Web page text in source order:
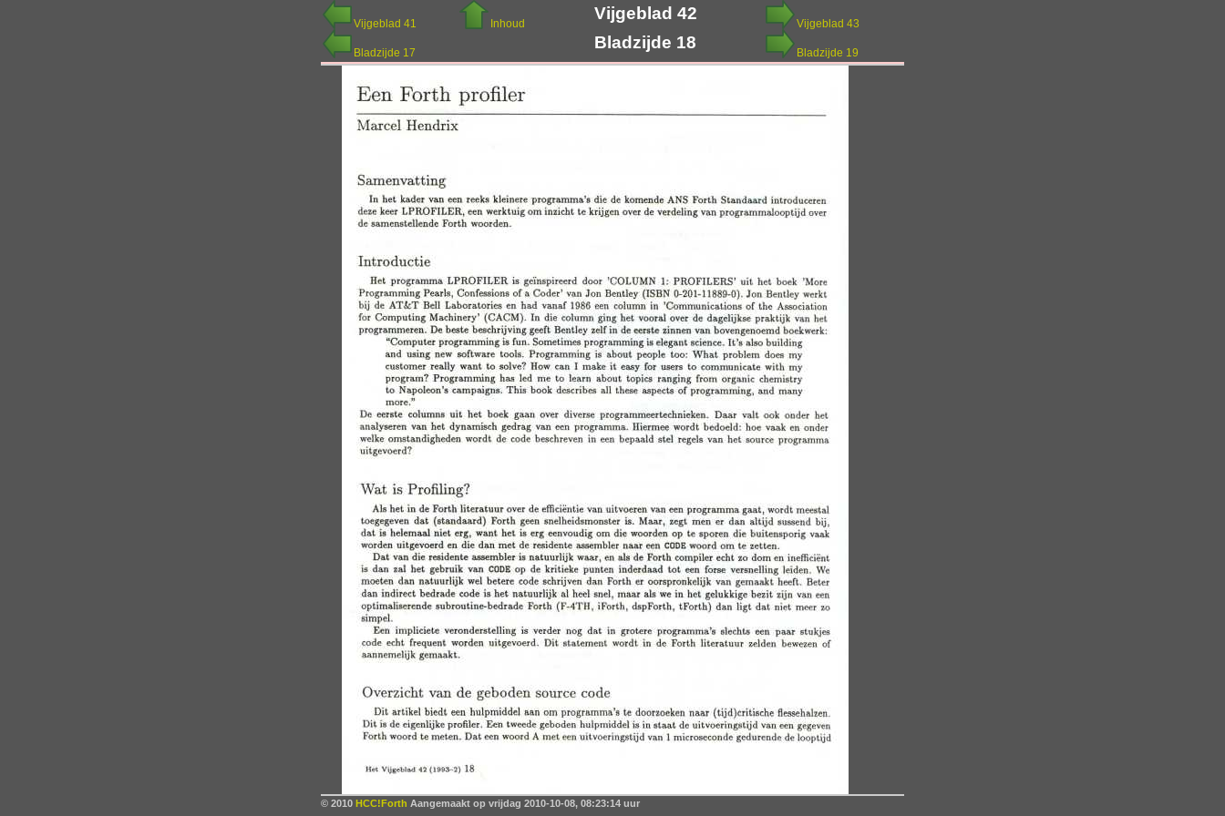
Vijgeblad 41 Inhoud
Vijgeblad 42
Vijgeblad 43
Bladzijde 17
Bladzijde 18
Bladzijde 19
© 2010 HCC!Forth Aangemaakt op vrijdag 2010-10-08, 08:23:14 uur